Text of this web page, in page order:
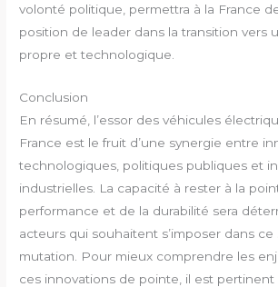
volonté politique, permettra à la France
position de leader dans la transition vers
propre et technologique.
Conclusion
En résumé, l’essor des véhicules
France est le fruit d’une synergie entre
technologiques, politiques publiques et
industrielles. La capacité à rester à la
performance et de la durabilité sera
acteurs qui souhaitent s’imposer dans
mutation. Pour mieux comprendre les
ces innovations de pointe, il est